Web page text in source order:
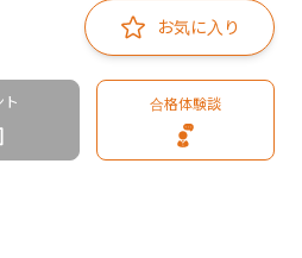
お気に入り
ト 合格体験談